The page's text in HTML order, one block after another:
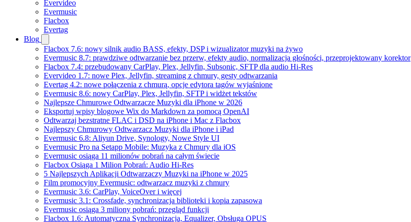
Evervideo
Evermusic
Flacbox
Evertag
Blog
Flacbox 7.6: nowy silnik audio BASS, efekty, DSP i wizualizator muzyki na żywo
Evermusic 8.7: prawdziwe odtwarzanie bez przerw, efekty audio, normalizacja głośności, przeprojektowany korektor
Flacbox 7.4: przebudowany CarPlay, Plex, Jellyfin, Subsonic, SFTP dla audio Hi-Res
Evervideo 1.7: nowe Plex, Jellyfin, streaming z chmury, gesty odtwarzania
Evertag 4.2: nowe połączenia z chmurą, opcje edytora tagów wyjaśnione
Evermusic 8.6: nowy CarPlay, Plex, Jellyfin, SFTP i widżet tekstów
Najlepsze Chmurowe Odtwarzacze Muzyki dla iPhone w 2026
Eksportuj wpisy blogowe Wix do Markdown za pomocą OpenAI
Odtwarzaj bezstratne FLAC i DSD na iPhone i Mac z Flacbox
Najlepszy Chmurowy Odtwarzacz Muzyki dla iPhone i iPad
Evermusic 6.8: Aliyun Drive, Synology, Nowe Style UI
Evermusic Pro na Setapp Mobile: Muzyka z Chmury dla iOS
Evermusic osiąga 11 milionów pobrań na całym świecie
Flacbox Osiąga 1 Milion Pobrań: Audio Hi-Res
5 Najlepszych Aplikacji Odtwarzaczy Muzyki na iPhone w 2025
Film promocyjny Evermusic: odtwarzacz muzyki z chmury
Evermusic 3.6: CarPlay, VoiceOver i więcej
Evermusic 3.1: Crossfade, synchronizacja biblioteki i kopia zapasowa
Evermusic osiąga 3 miliony pobrań: przegląd funkcji
Flacbox 1.6: Automatyczna Synchronizacja, Equalizer, Obsługa OPUS